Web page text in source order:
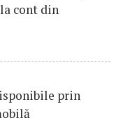
cont din
prin